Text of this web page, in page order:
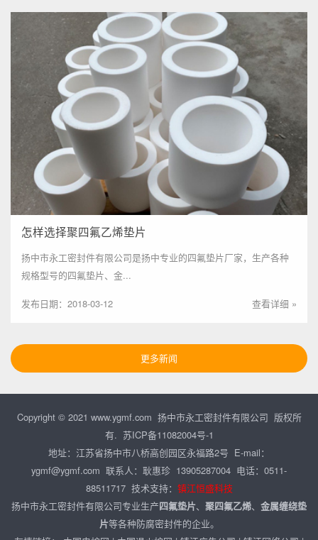
怎样选择聚四氟乙烯垫片
扬中市永工密封件有限公司是扬中专业的四氟垫片厂家，生产各种
规格型号的四氟垫片、金...
发布日期：2018-03-12 查看详细 »
更多新闻
Copyright © 2021 www.ygmf.com 扬中市永工密封件有限公司 版权所
有. 苏ICP备11082004号-1
地址：江苏省扬中市八桥高创园区永福路2号 E-mail：
ygmf@ygmf.com 联系人：耿惠珍 13905287004 电话：0511-
88511717 技术支持： 镇江恒盛科技
扬中市永工密封件有限公司专业生产四氟垫片、 聚四氟乙烯、 金属缠绕垫
片等各种防腐密封件的企业。